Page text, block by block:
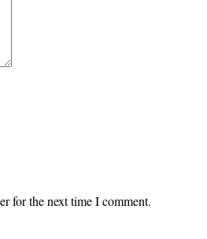
for the next time I comment.